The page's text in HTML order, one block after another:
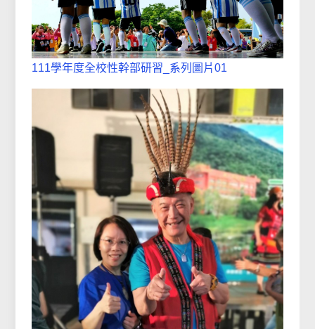
111學年度全校性幹部研習_系列圖片01